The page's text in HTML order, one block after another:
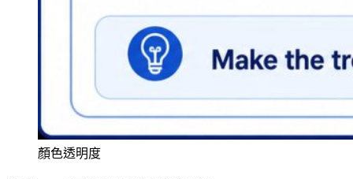
顏色透明度